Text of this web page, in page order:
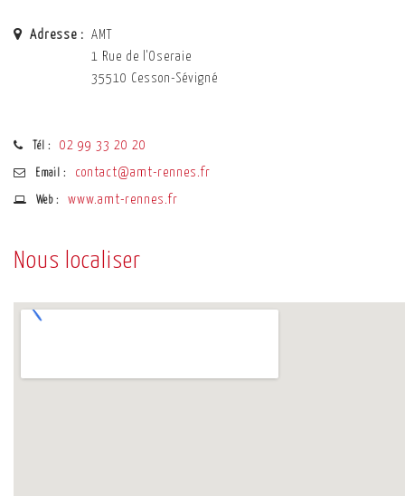
Adresse : AMT
1 Rue de l'Oseraie
35510 Cesson-Sévigné
Tél : 02 99 33 20 20
Email : contact@amt-rennes.fr
Web : www.amt-rennes.fr
Nous localiser